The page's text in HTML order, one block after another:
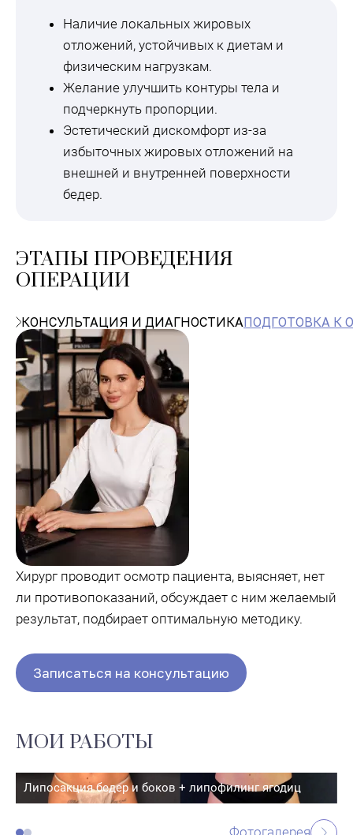
Наличие локальных жировых
отложений, устойчивых к диетам и
физическим нагрузкам.
Желание улучшить контуры тела и
подчеркнуть пропорции.
Эстетический дискомфорт из-за
избыточных жировых отложений на
внешней и внутренней поверхности
бедер.
ЭТАПЫ ПРОВЕДЕНИЯ
ОПЕРАЦИИ
КОНСУЛЬТАЦИЯ И ДИАГНОСТИКАПОДГОТОВКА К
Хирург проводит осмотр пациента, выясняет, нет
ли противопоказаний, обсуждает с ним желаемый
результат, подбирает оптимальную методику.
Записаться на консультацию
МОИ РАБОТЫ
Липосакция бедер и боков + липофилинг ягодиц